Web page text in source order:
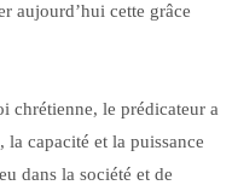
aujourd’hui cette grâce
chrétienne, le prédicateur a
la capacité et la puissance
dans la société et de